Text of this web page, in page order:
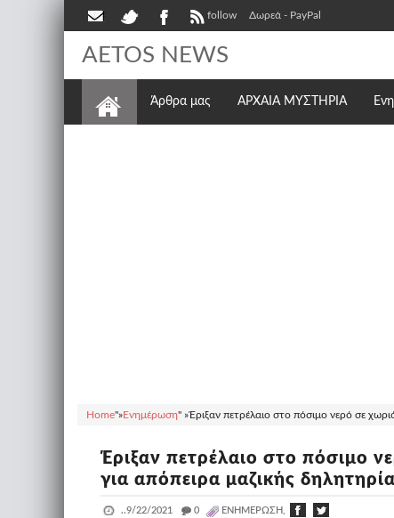
follow Δωρεά - PayPal
AETOS NEWS
Άρθρα μας ΑΡΧΑΙΑ ΜΥΣΤΗΡΙΑ
Home"»Ενημέρωση" »Έριξαν πετρέλαιο στο πόσιμο νερό σε
Έριξαν πετρέλαιο στο πόσιμο
για απόπειρα μαζικής
..9/22/2021 _ 0 ΕΝΗΜΈΡΩΣΗ,